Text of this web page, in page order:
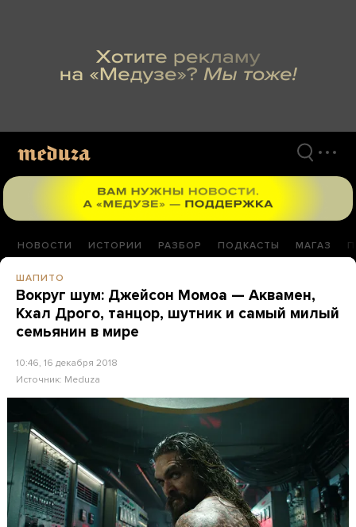
НОВОСТИ ИСТОРИИ РАЗБОР ПОДКАСТЫ МАГАЗ
ШАПИТО
Вокруг шум: Джейсон Момоа — Аквамен,
Кхал Дрого, танцор, шутник и самый милый
семьянин в мире
10:46, 16 декабря 2018
Источник: Meduza